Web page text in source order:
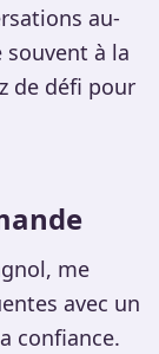
au-
à la
de défi pour
me
avec un
confiance.